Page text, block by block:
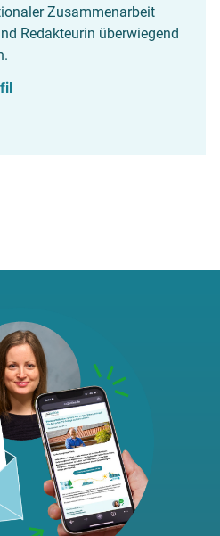
Zusammenarbeit
Redakteurin überwiegend